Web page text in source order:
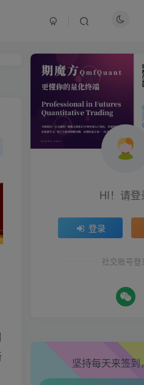
HI！请登
登录
社交账号登
期魔方会
一项适合
HI！请登
登录
社交账号登
坚持每天来签到
生活也美好
走路也有劲